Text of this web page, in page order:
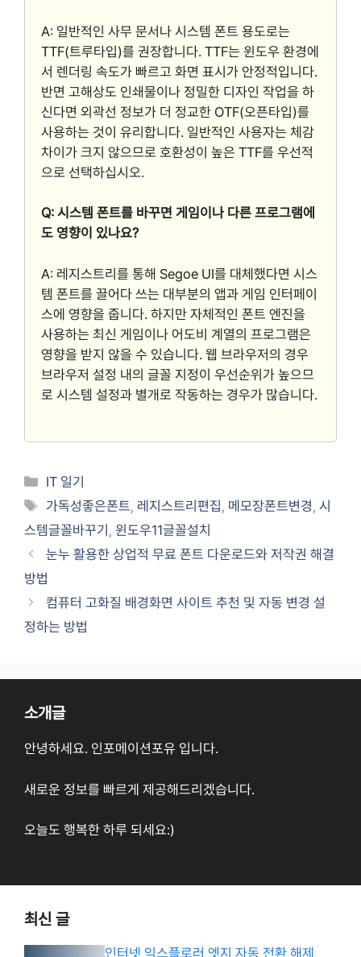
A: 일반적인 사무 문서나 시스템 폰트 용도로는
TTF(트루타입)를 권장합니다. TTF는 윈도우 환경에
서 렌더링 속도가 빠르고 화면 표시가 안정적입니다.
반면 고해상도 인쇄물이나 정밀한 디자인 작업을 하
신다면 외곽선 정보가 더 정교한 OTF(오픈타입)를
사용하는 것이 유리합니다. 일반적인 사용자는 체감
차이가 크지 않으므로 호환성이 높은 TTF를 우선적
으로 선택하십시오.
Q: 시스템 폰트를 바꾸면 게임이나 다른 프로그램에
도 영향이 있나요?
A: 레지스트리를 통해 Segoe UI를 대체했다면 시스
템 폰트를 끌어다 쓰는 대부분의 앱과 게임 인터페이
스에 영향을 줍니다. 하지만 자체적인 폰트 엔진을
사용하는 최신 게임이나 어도비 계열의 프로그램은
영향을 받지 않을 수 있습니다. 웹 브라우저의 경우
브라우저 설정 내의 글꼴 지정이 우선순위가 높으므
로 시스템 설정과 별개로 작동하는 경우가 많습니다.
Categories
IT 일기
Tags
가독성좋은폰트, 레지스트리편집, 메모장폰트변경,시
스템글꼴바꾸기 , 윈도우11글꼴설치
눈누 활용한 상업적 무료 폰트 다운로드와 저작권 해결
방법
컴퓨터 고화질 배경화면 사이트 추천 및 자동 변경 설
정하는 방법
소개글
안녕하세요. 인포메이션포유 입니다.
새로운 정보를 빠르게 제공해드리겠습니다.
오늘도 행복한 하루 되세요:)
최신 글
인터넷 익스플로러 엣지 자동 전환 해제